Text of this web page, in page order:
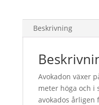
Beskrivning
Avokadon växer
meter höga och i
avokados